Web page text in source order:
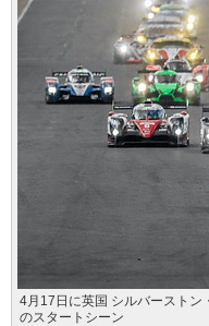
4月17日に英国 シルバーストン
のスタートシーン